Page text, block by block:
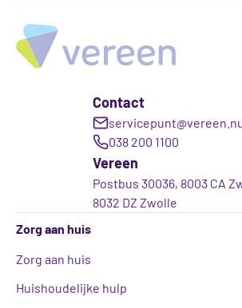
Contact
038 200 1100
Vereen
Postbus 30036, 8003 CA
8032 DZ Zwolle
Zorg aan huis
Zorg aan huis
Huishoudelijke hulp